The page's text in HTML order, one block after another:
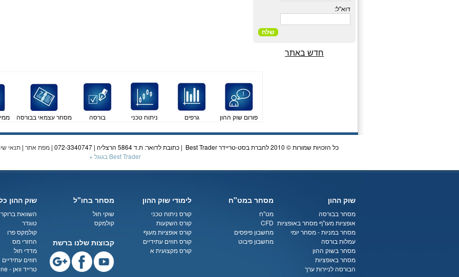
דוא"ל:
שלח
חדש באתר
פורום שוק ההון גרפים ניתוח טכני בורסה מסחר עצמאי בבורסה
כל הזכויות שמורות © 2010 לחברת בסט-טריידר Best Trader | כתובת לדואר: ת.ד 5864 הרצליה | 072-3340747 | מפת אתר | תנאי
Best Trader בגוגל +
שוק ההון
מסחר בבורסה
אופציות מעו"ףמסחר באופציות
מסחר במניות-מסחר יומי
עמלות בורסה
מסחר בשוק ההון
מסחר באופציות
הבורסה לניירות ערך
מסחר במט"ח
מט"ח
CFD
מחשבון פיפסים
מחשבון פיבוט
לימודי שוק ההון
קורס ניתוח טכני
קורס השקעות
קורס אופציות מעוף
קורס חוזים עתידיים
קורס מקצועית א
מסחר בחו"ל
שוקי חול
קולמקס
קבוצות שלנו ברשת
שוק ההון
השוואת
טוגדר
קולמקס פרו
החזרי מס
מדדי חול
חוזים עתידיים
טרייד וואן - Tradeone